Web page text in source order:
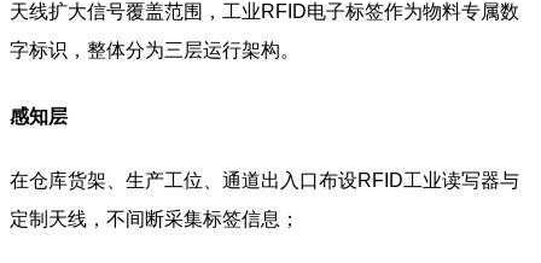
天线扩大信号覆盖范围，工业RFID电子标签作为物料专属数
字标识，整体分为三层运行架构。
感知层
在仓库货架、生产工位、通道出入口布设RFID工业读写器与
定制天线，不间断采集标签信息；